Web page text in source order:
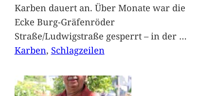
Karben dauert an. Über Monate war die
Ecke Burg-Gräfenröder
Straße/Ludwigstraße gesperrt – in der …
Karben, Schlagzeilen